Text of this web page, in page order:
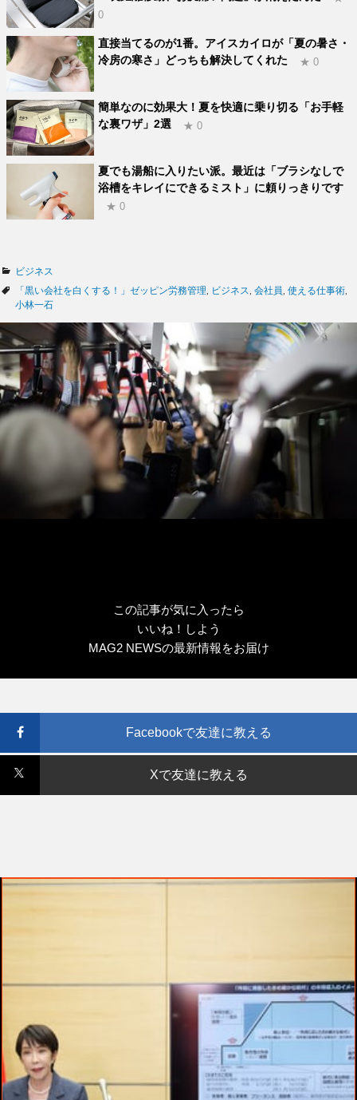
0
直接当てるのが1番。アイスカイロが「夏の暑さ・
冷房の寒さ」どっちも解決してくれた
★ 0
簡単なのに効果大！夏を快適に乗り切る「お手軽
な裏ワザ」2選
★ 0
夏でも湯船に入りたい派。最近は「ブラシなしで
浴槽をキレイにできるミスト」に頼りっきりです
★ 0
カ
テ
ゴ
ビジネス
タ
グ
「黒い会社を白くする！」ゼッピン労務管理 ビジネス 会社員 使える仕事術
小林一石
この記事が気に入ったら
いいね！しよう
MAG2 NEWSの最新情報をお届け
Facebookで友達に教える
Xで友達に教える